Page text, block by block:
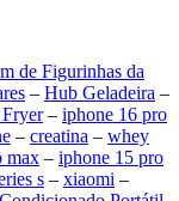
de Figurinhas da
– Hub Geladeira –
– iphone 16 pro
– creatina – whey
max – iphone 15 pro
s – xiaomi –